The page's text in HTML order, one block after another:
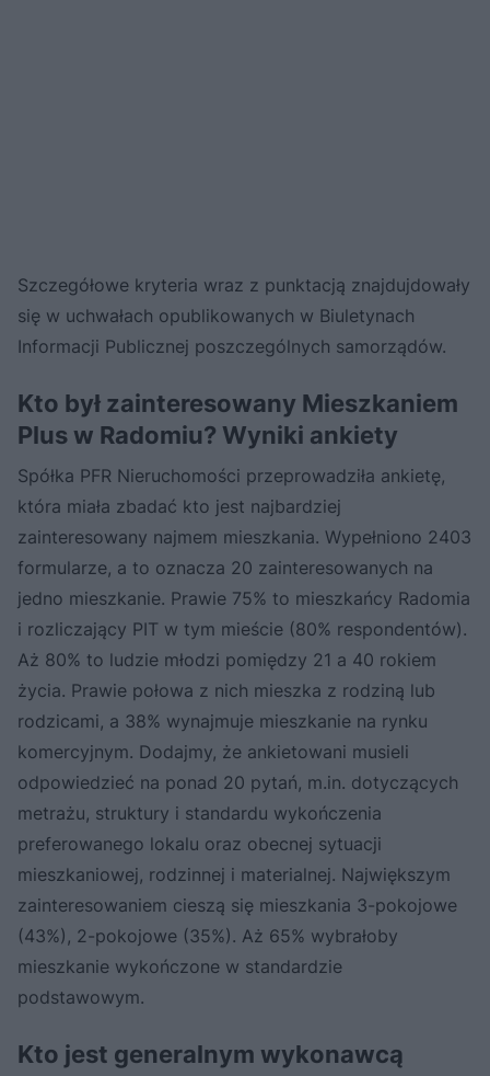
Szczegółowe kryteria wraz z punktacją znajdujdowały
się w uchwałach opublikowanych w Biuletynach
Informacji Publicznej poszczególnych samorządów.
Kto był zainteresowany Mieszkaniem
Plus w Radomiu? Wyniki ankiety
Spółka PFR Nieruchomości przeprowadziła ankietę,
która miała zbadać kto jest najbardziej
zainteresowany najmem mieszkania. Wypełniono 2403
formularze, a to oznacza 20 zainteresowanych na
jedno mieszkanie. Prawie 75% to mieszkańcy Radomia
i rozliczający PIT w tym mieście (80% respondentów).
Aż 80% to ludzie młodzi pomiędzy 21 a 40 rokiem
życia. Prawie połowa z nich mieszka z rodziną lub
rodzicami, a 38% wynajmuje mieszkanie na rynku
komercyjnym. Dodajmy, że ankietowani musieli
odpowiedzieć na ponad 20 pytań, m.in. dotyczących
metrażu, struktury i standardu wykończenia
preferowanego lokalu oraz obecnej sytuacji
mieszkaniowej, rodzinnej i materialnej. Największym
zainteresowaniem cieszą się mieszkania 3-pokojowe
(43%), 2-pokojowe (35%). Aż 65% wybrałoby
mieszkanie wykończone w standardzie
podstawowym.
Kto jest generalnym wykonawcą